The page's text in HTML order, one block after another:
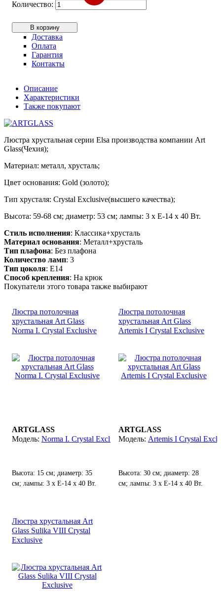
В корзину
Доставка
Оплата
Гарантия
Контакты
Описание
Характеристики
Также покупают
Люстра хрустальная серии Elsa производства компании Art
Glass(Чехия);
Материал: металл, хрусталь;
Цвет основания: Gold (золото);
Тип хрусталя: Crystal Exclusive(высшего качества);
Высота: 59-68 см; диаметр: 53 см; лампы: 3 х Е-14 х 40 Вт.
Стиль исполнения: Классика+хрусталь
Материал основания: Металл+хрусталь
Тип плафона: Без плафона
Количество ламп: 3
Тип цоколя: E14
Способ крепления: На крюк
Покупатели этого товара также выбирают
Люстра потолочная
хрустальная Art Glass
Norma I. Crystal Exclusive
ARTGLASS
Norma I. Crystal Exclusive
Высота: 15 см; диаметр: 35
см; лампы: 3 х Е-14 х 40 Вт.
Люстра потолочная
хрустальная Art Glass
Artemis I Crystal Exclusive
ARTGLASS
Artemis I Crystal
Высота: 30 см; диаметр: 28
см; лампы: 3 х Е-14 х 40 Вт.
Люстра хрустальная Art
Glass Sulika VIII Crystal
Exclusive